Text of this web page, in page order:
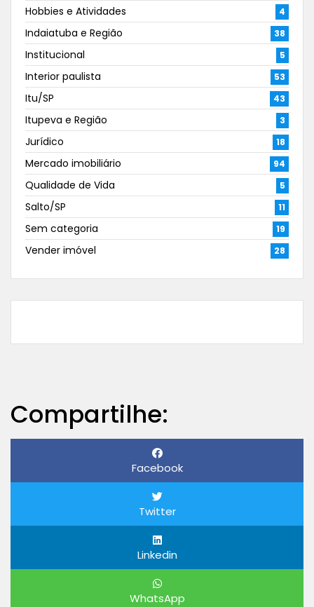
Hobbies e Atividades 4
Indaiatuba e Região 38
Institucional 5
Interior paulista 53
Itu/SP 43
Itupeva e Região 3
Jurídico 18
Mercado imobiliário 94
Qualidade de Vida 5
Salto/SP 11
Sem categoria 19
Vender imóvel 28
Compartilhe:
Facebook
Twitter
Linkedin
WhatsApp